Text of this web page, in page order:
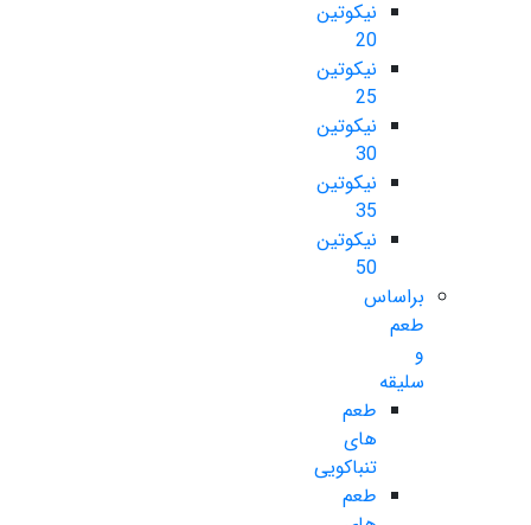
نیکوتین
20
نیکوتین
25
نیکوتین
30
نیکوتین
35
نیکوتین
50
براساس
طعم
و
سلیقه
طعم
های
تنباکویی
طعم